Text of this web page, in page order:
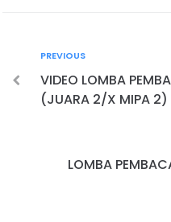
PREVIOUS
VIDEO LOMBA
(JUARA 2/X MIPA 2)
LOMBA